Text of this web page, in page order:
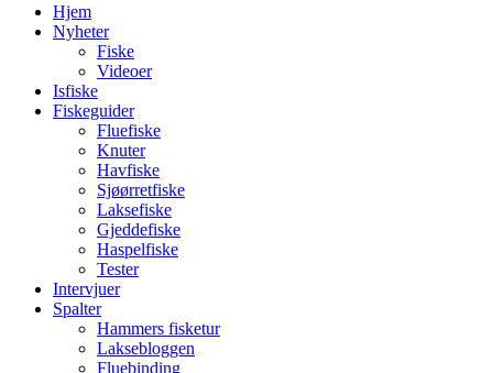
Hjem
Nyheter
Fiske
Videoer
Isfiske
Fiskeguider
Fluefiske
Knuter
Havfiske
Sjøørretfiske
Laksefiske
Gjeddefiske
Haspelfiske
Tester
Intervjuer
Spalter
Hammers fisketur
Laksebloggen
Fluebinding